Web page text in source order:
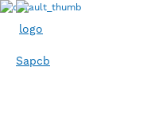
Panneau de gestion des cookies